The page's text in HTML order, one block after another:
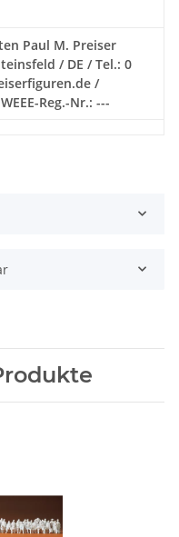
Paul M. Preiser
/ DE / Tel.: 0
/
Reg.-Nr.: ---